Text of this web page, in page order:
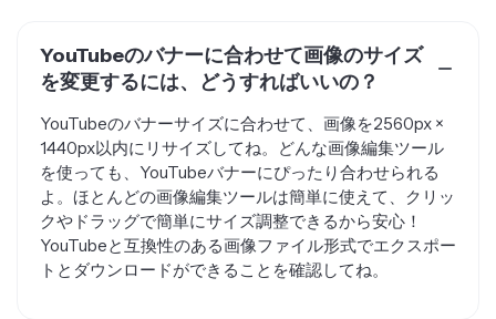
YouTubeのバナーに合わせて画像のサイズ
を変更するには、どうすればいいの？
YouTubeのバナーサイズに合わせて、画像を2560px ×
1440px以内にリサイズしてね。どんな画像編集ツール
を使っても、YouTubeバナーにぴったり合わせられる
よ。ほとんどの画像編集ツールは簡単に使えて、クリッ
クやドラッグで簡単にサイズ調整できるから安心！
YouTubeと互換性のある画像ファイル形式でエクスポー
トとダウンロードができることを確認してね。